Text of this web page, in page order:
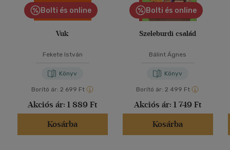
Bolti és online
Vuk
Fekete István
Könyv
Borító ár: 2 699 Ft
Akciós ár: 1 889 Ft
Kosárba
Bolti és online
Szeleburdi család
Bálint Ágnes
Könyv
Borító ár: 2 499 Ft
Akciós ár: 1 749 Ft
Kosárba